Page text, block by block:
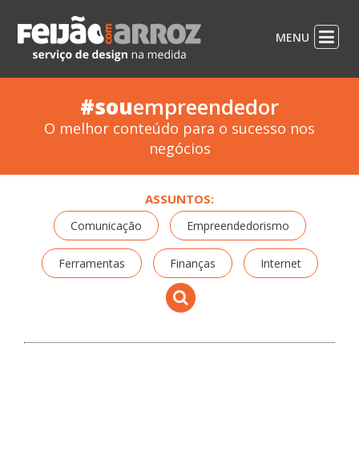
MENU
#souempreendedor
O melhor conteúdo para o sucesso nos
negócios
ASSUNTOS:
Comunicação Empreendedorismo
Ferramentas Finanças Internet